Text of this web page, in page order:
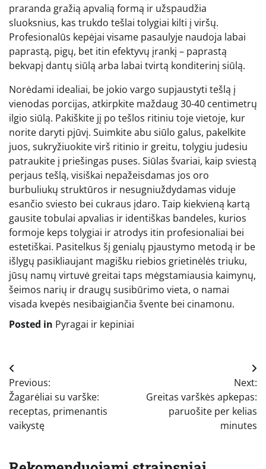
praranda gražią apvalią formą ir užspaudžia
sluoksnius, kas trukdo tešlai tolygiai kilti į viršų.
Profesionalūs kepėjai visame pasaulyje naudoja labai
paprastą, pigų, bet itin efektyvų įrankį – paprastą
bekvapį dantų siūlą arba labai tvirtą konditerinį siūlą.
Norėdami idealiai, be jokio vargo supjaustyti tešlą į
vienodas porcijas, atkirpkite maždaug 30-40 centimetrų
ilgio siūlą. Pakiškite jį po tešlos ritiniu toje vietoje, kur
norite daryti pjūvį. Suimkite abu siūlo galus, pakelkite
juos, sukryžiuokite virš ritinio ir greitu, tolygiu judesiu
patraukite į priešingas puses. Siūlas švariai, kaip sviestą
perjaus tešlą, visiškai nepažeisdamas jos oro
burbuliukų struktūros ir nesugniuždydamas viduje
esančio sviesto bei cukraus įdaro. Taip kiekvieną kartą
gausite tobulai apvalias ir identiškas bandeles, kurios
formoje keps tolygiai ir atrodys itin profesionaliai bei
estetiškai. Pasitelkus šį genialų pjaustymo metodą ir be
išlygų pasikliaujant magišku riebios grietinėlės triuku,
jūsų namų virtuvė greitai taps mėgstamiausia kaimynų,
šeimos narių ir draugų susibūrimo vieta, o namai
visada kvepės nesibaigiančia švente bei cinamonu.
Posted in Pyragai ir kepiniai
Navigacija
tarp
įrašų
Previous:
Žagarėliai su varške:
receptas, primenantis
vaikystę
Next:
Greitas varškės apkepas:
paruošite per kelias
minutes